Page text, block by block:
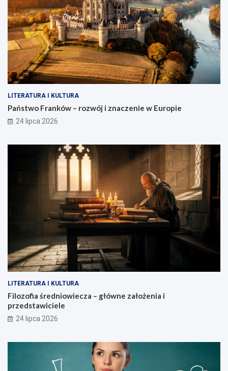
LITERATURA I KULTURA
Państwo Franków – rozwój i znaczenie w Europie
24 lipca 2026
LITERATURA I KULTURA
Filozofia średniowiecza – główne założenia i
przedstawiciele
24 lipca 2026